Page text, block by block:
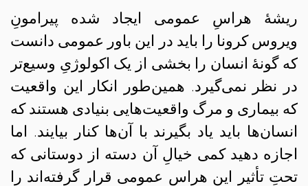
ریشهٔ هراسِ عمومی ایجاد شده پیرامونِ
ویروس کرونا را باید در این باور عمومی دانست
که گونهٔ انسان را بخشی از یک اکولوژیِ وسیع‌تر
در نظر نمی‌گیرد. همین‌طور انکار این واقعیت
که بیماری و مرگ واقعیت‌هایی بنیادی هستند که
انسان‌ها باید یاد بگیرند با آن‌ها کنار بیایند. اما
اجازه دهید کمی خیالِ آن دسته از دوستانی که
تحتِ تأثیر این هراسِ عمومی قرار گرفته‌اند را